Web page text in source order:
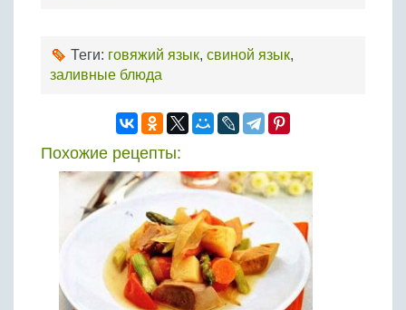
Теги: говяжий язык, свиной язык,
заливные блюда
Похожие рецепты: